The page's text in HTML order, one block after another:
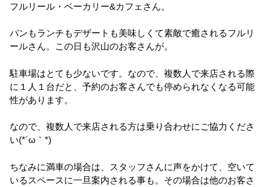
フルリール・ベーカリー&カフェさん。
パンもランチもデザートも美味しくて素敵で癒されるフルリ
ールさん。この日も沢山のお客さんが。
駐車場はとても少ないです。なので、複数人で来店される際
に１人１台だと、予約のお客さんでも停められなくなる可能
性があります。
なので、複数人で来店される方は乗り合わせにご協力くださ
い(*´ω｀*)
ちなみに満車の場合は、スタッフさんに声をかけて、空いて
いるスペースに一旦案内される事も。その場合は他のお客さ